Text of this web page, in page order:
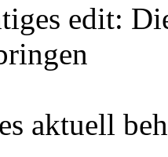
edit:
aktuell